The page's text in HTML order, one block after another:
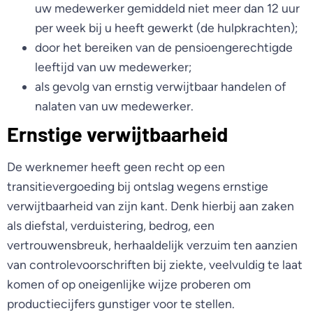
uw medewerker gemiddeld niet meer dan 12 uur
per week bij u heeft gewerkt (de hulpkrachten);
door het bereiken van de pensioengerechtigde
leeftijd van uw medewerker;
als gevolg van ernstig verwijtbaar handelen of
nalaten van uw medewerker.
Ernstige verwijtbaarheid
De werknemer heeft geen recht op een
transitievergoeding bij ontslag wegens ernstige
verwijtbaarheid van zijn kant. Denk hierbij aan zaken
als diefstal, verduistering, bedrog, een
vertrouwensbreuk, herhaaldelijk verzuim ten aanzien
van controlevoorschriften bij ziekte, veelvuldig te laat
komen of op oneigenlijke wijze proberen om
productiecijfers gunstiger voor te stellen.